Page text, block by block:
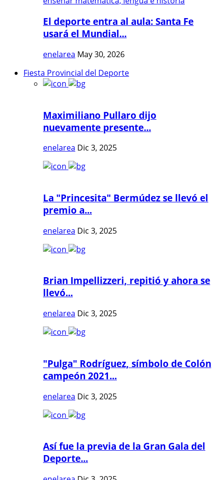
El deporte entra al aula: Santa Fe
usará el Mundial...
enelarea May 30, 2026
Fiesta Provincial del Deporte
Maximiliano Pullaro dijo
nuevamente presente...
enelarea Dic 3, 2025
La "Princesita" Bermúdez se llevó el
premio a...
enelarea Dic 3, 2025
Brian Impellizzeri, repitió y ahora se
llevó...
enelarea Dic 3, 2025
"Pulga" Rodríguez, símbolo de Colón
campeón 2021...
enelarea Dic 3, 2025
Así fue la previa de la Gran Gala del
Deporte...